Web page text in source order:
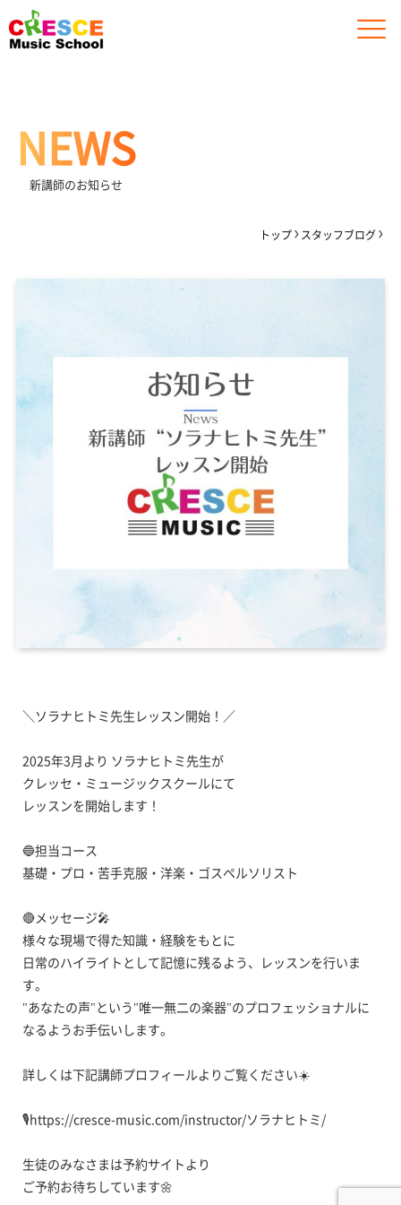
新講師のお知らせ
NEWS
トップ スタッフブログ
＼ソラナヒトミ先生レッスン開始！／
2025年3月より ソラナヒトミ先生が
クレッセ・ミュージックスクールにて
レッスンを開始します！
🔵担当コース
基礎・プロ・苦手克服・洋楽・ゴスペルソリスト
🔴メッセージ🎤
様々な現場で得た知識・経験をもとに
日常のハイライトとして記憶に残るよう、レッスンを行いま
す。
"あなたの声"という"唯一無二の楽器"のプロフェッショナルに
なるようお手伝いします。
詳しくは下記講師プロフィールよりご覧ください☀️
🎙️https://cresce-music.com/instructor/ソラナヒトミ/
生徒のみなさまは予約サイトより
ご予約お待ちしています🌼